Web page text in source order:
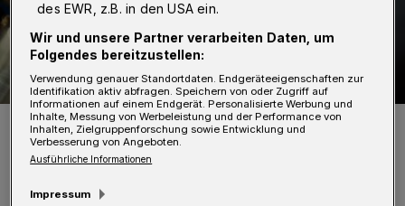
Symbolbild.
Foto: Dirk Sengotta
des EWR, z.B. in den USA ein.
Wir und unsere Partner verarbeiten Daten, um
Folgendes bereitzustellen:
Verwendung genauer Standortdaten. Endgeräteeigenschaften zur
Identifikation aktiv abfragen. Speichern von oder Zugriff auf
Informationen auf einem Endgerät. Personalisierte Werbung und
Inhalte, Messung von Werbeleistung und der Performance von
Inhalten, Zielgruppenforschung sowie Entwicklung und
Verbesserung von Angeboten.
Ausführliche Informationen
Impressum